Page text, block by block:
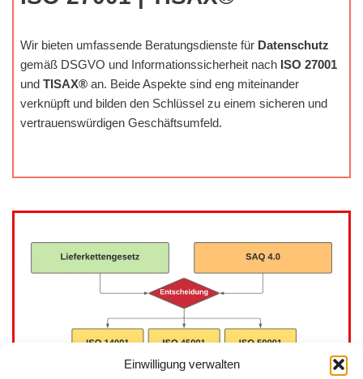
Einwilligung verwalten
Wir bieten umfassende Beratungsdienste für Datenschutz
gemäß DSGVO und Informationssicherheit nach ISO 27001
und TISAX® an. Beide Aspekte sind eng miteinander
verknüpft und bilden den Schlüssel zu einem sicheren und
vertrauenswürdigen Geschäftsumfeld.